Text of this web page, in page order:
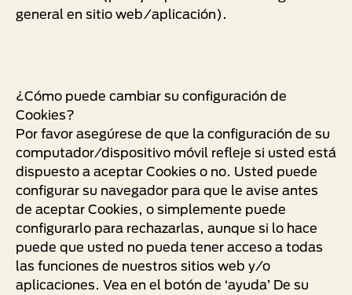
general en sitio web/aplicación).
¿Cómo puede cambiar su configuración de
Cookies?
Por favor asegúrese de que la configuración de su
computador/dispositivo móvil refleje si usted está
dispuesto a aceptar Cookies o no. Usted puede
configurar su navegador para que le avise antes
de aceptar Cookies, o simplemente puede
configurarlo para rechazarlas, aunque si lo hace
puede que usted no pueda tener acceso a todas
las funciones de nuestros sitios web y/o
aplicaciones. Vea en el botón de ‘ayuda’ De su